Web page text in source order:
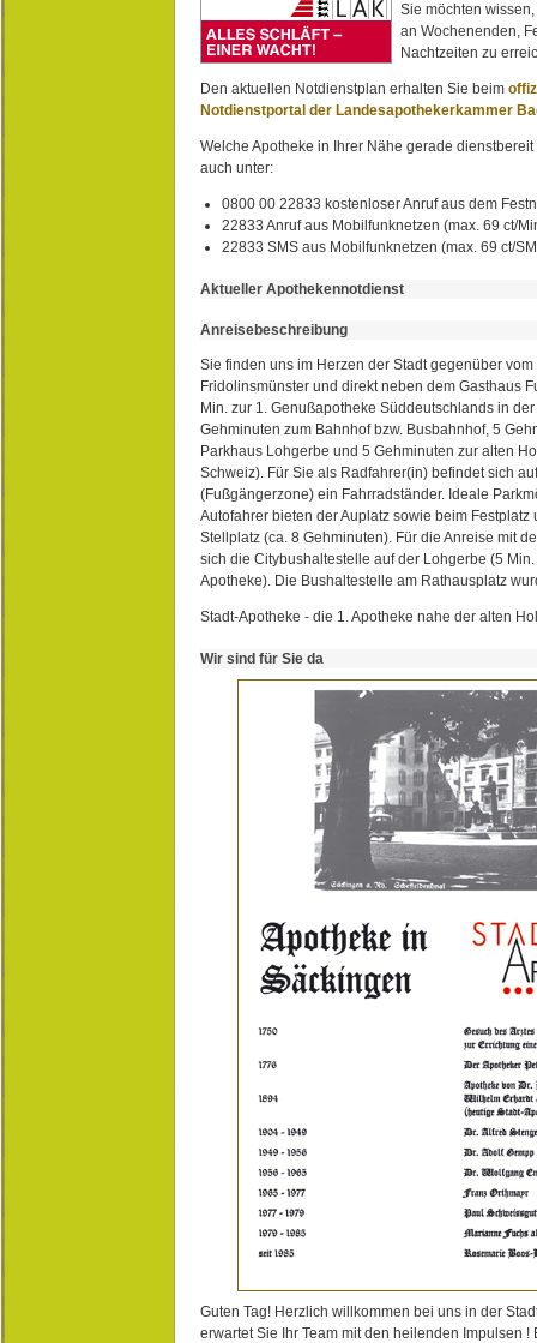
Sie möchten
an Wochenenden,
Nachtzeiten zu
Den aktuellen Notdienstplan erhalten Sie beim
Notdienstportal der Landesapothekerkammer
Welche Apotheke in Ihrer Nähe gerade
auch unter:
0800 00 22833 kostenloser Anruf aus dem
22833 Anruf aus Mobilfunknetzen (max. 69 ct/
22833 SMS aus Mobilfunknetzen (max. 69 ct/
Aktueller Apothekennotdienst
Anreisebeschreibung
Sie finden uns im Herzen der Stadt gegenüber
Fridolinsmünster und direkt neben dem Gasthaus
Min. zur 1. Genußapotheke Süddeutschlands in
Gehminuten zum Bahnhof bzw. Busbahnhof, 5
Parkhaus Lohgerbe und 5 Gehminuten zur alten
Schweiz). Für Sie als Radfahrer(in) befindet sich
(Fußgängerzone) ein Fahrradständer. Ideale
Autofahrer bieten der Auplatz sowie beim Festplatz
Stellplatz (ca. 8 Gehminuten). Für die Anreise mit
sich die Citybushaltestelle auf der Lohgerbe (5
Apotheke). Die Bushaltestelle am Rathausplatz
Stadt-Apotheke - die 1. Apotheke nahe der alten
Wir sind für Sie da
Guten Tag! Herzlich willkommen bei uns in der
erwartet Sie Ihr Team mit den heilenden Impulsen !